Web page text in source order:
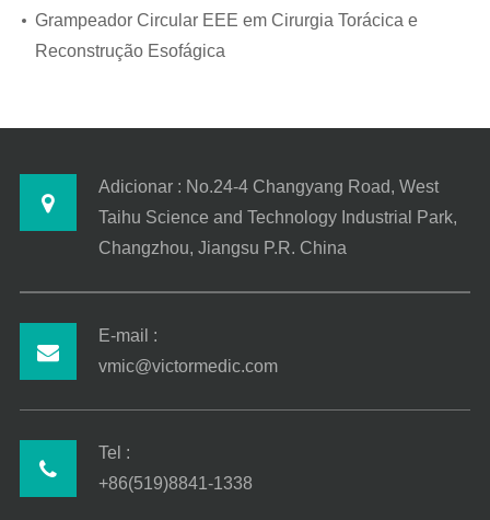
Grampeador Circular EEE em Cirurgia Torácica e
Reconstrução Esofágica
Adicionar : No.24-4 Changyang Road, West
Taihu Science and Technology Industrial Park,
Changzhou, Jiangsu P.R. China
E-mail :
vmic@victormedic.com
Tel :
+86(519)8841-1338